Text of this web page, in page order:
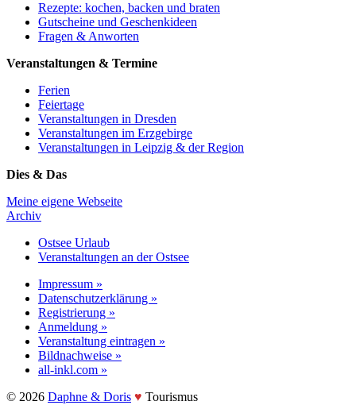
Rezepte: kochen, backen und braten
Gutscheine und Geschenkideen
Fragen & Anworten
Veranstaltungen & Termine
Ferien
Feiertage
Veranstaltungen in Dresden
Veranstaltungen im Erzgebirge
Veranstaltungen in Leipzig & der Region
Dies & Das
Meine eigene Webseite
Archiv
Ostsee Urlaub
Veranstaltungen an der Ostsee
Impressum »
Datenschutzerklärung »
Registrierung »
Anmeldung »
Veranstaltung eintragen »
Bildnachweise »
all-inkl.com »
©️ 2026 Daphne & Doris ♥️ Tourismus